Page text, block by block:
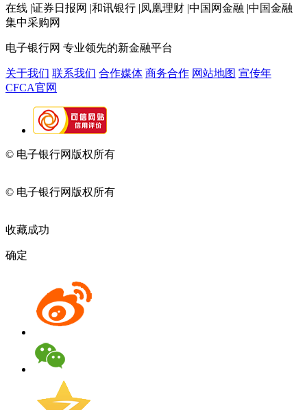
在线 |证券日报网 |和讯银行 |凤凰理财 |中国网金融 |中国金融
集中采购网
电子银行网 专业领先的新金融平台
关于我们 联系我们 合作媒体 商务合作 网站地图 宣传年
CFCA官网
© 电子银行网版权所有
© 电子银行网版权所有
收藏成功
确定